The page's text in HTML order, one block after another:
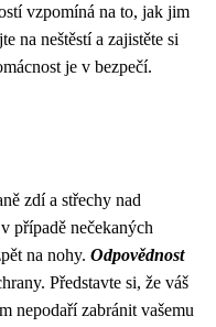
vzpomíná na to, jak jim
na neštěstí a zajistěte si
je v bezpečí.
zdí a střechy nad
případě nečekaných
na nohy. Odpovědnost
Představte si, že váš
nepodaří zabránit vašemu